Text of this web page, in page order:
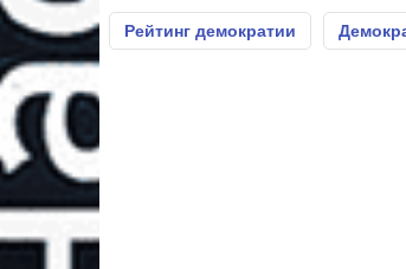
Рейтинг демократии